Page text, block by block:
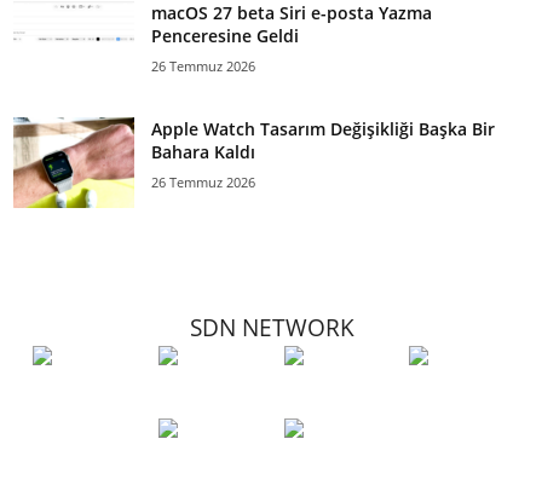
macOS 27 beta Siri e-posta Yazma
Penceresine Geldi
26 Temmuz 2026
Apple Watch Tasarım Değişikliği Başka Bir
Bahara Kaldı
26 Temmuz 2026
SDN NETWORK